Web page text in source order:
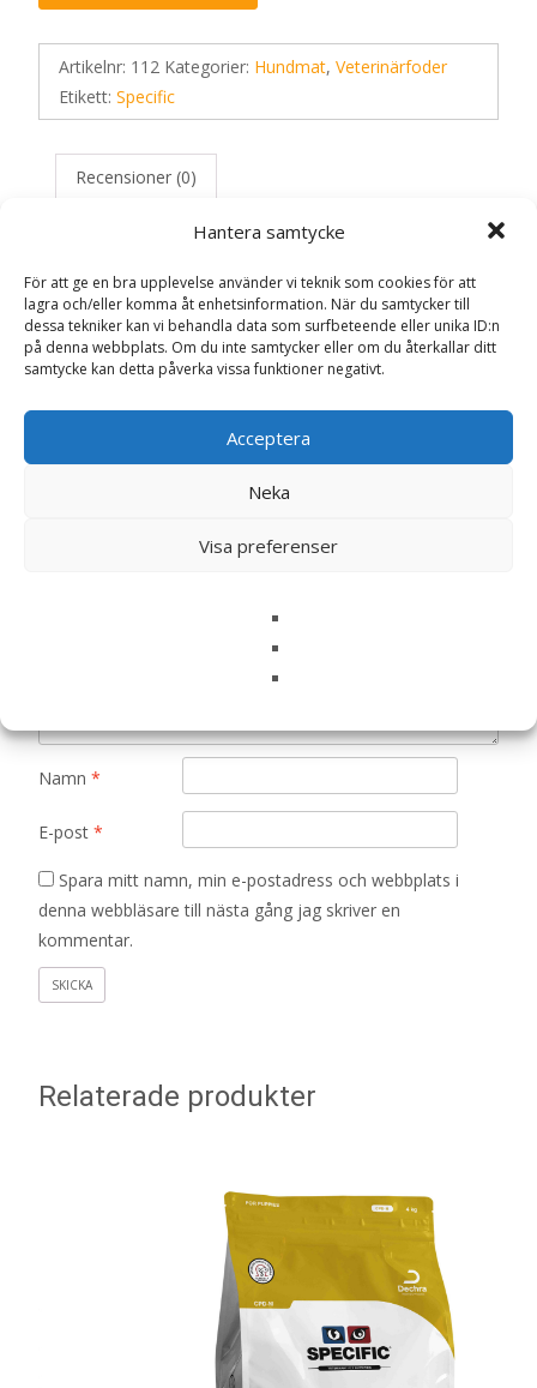
Hantera samtycke
För att ge en bra upplevelse använder vi teknik som cookies för att
lagra och/eller komma åt enhetsinformation. När du samtycker till
dessa tekniker kan vi behandla data som surfbeteende eller unika ID:n
på denna webbplats. Om du inte samtycker eller om du återkallar ditt
samtycke kan detta påverka vissa funktioner negativt.
Acceptera
Neka
Visa preferenser
Artikelnr: 112 Kategorier: Hundmat, Veterinärfoder
Etikett: Specific
Recensioner (0)
Recensioner
Det finns inga recensioner än.
Management CCD hundfoder – 2 kg –
Din e-postadress kommer inte publiceras.
Namn *
E-post *
Spara mitt namn, min e-postadress och webbplats i
denna webbläsare till nästa gång jag skriver en
kommentar.
Relaterade produkter